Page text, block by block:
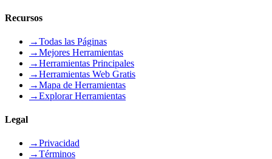
Recursos
→Todas las Páginas
→Mejores Herramientas
→Herramientas Principales
→Herramientas Web Gratis
→Mapa de Herramientas
→Explorar Herramientas
Legal
→Privacidad
→Términos